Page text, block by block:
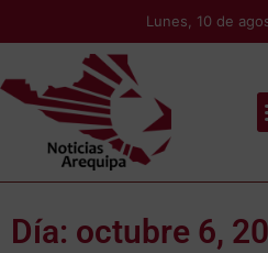
Lunes, 10 de
Día: octubre 6,